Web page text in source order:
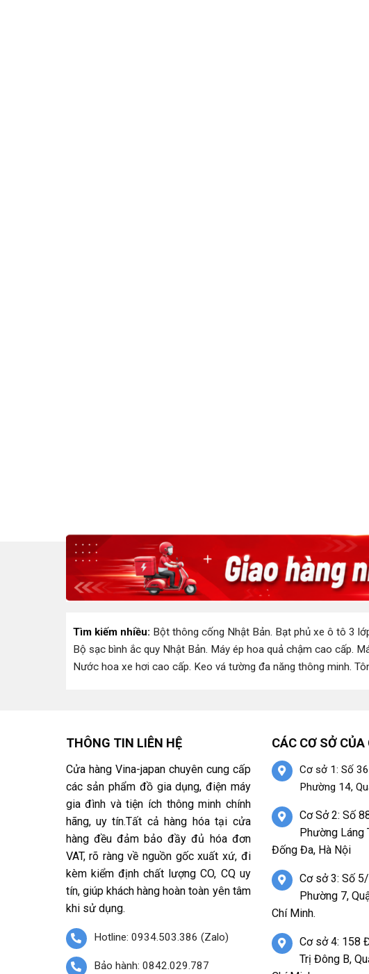
Tìm kiếm nhiều: Bột thông cống Nhật Bản. Bạt phủ xe ô tô 3
Bộ sạc bình ắc quy Nhật Bản. Máy ép hoa quả chậm cao cấp.
Nước hoa xe hơi cao cấp. Keo vá tường đa năng thông minh.
THÔNG TIN LIÊN HỆ
Cửa hàng Vina-japan chuyên cung cấp
các sản phẩm đồ gia dụng, điện máy
gia đình và tiện ích thông minh chính
hãng, uy tín.Tất cả hàng hóa tại cửa
hàng đều đảm bảo đầy đủ hóa đơn
VAT, rõ ràng về nguồn gốc xuất xứ, đi
kèm kiểm định chất lượng CO, CQ uy
tín, giúp khách hàng hoàn toàn yên tâm
khi sử dụng.
Hotline: 0934.503.386 (Zalo)
Bảo hành: 0842.029.787
CÁC CƠ SỞ
Cơ sở 1: Số
Phường 14,
Cơ Sở 2: Số
Phường Láng
Đống Đa, Hà Nội
Cơ sở 3: Số
Phường 7,
Chí Minh.
Cơ sở 4: 158
Trị Đông B,